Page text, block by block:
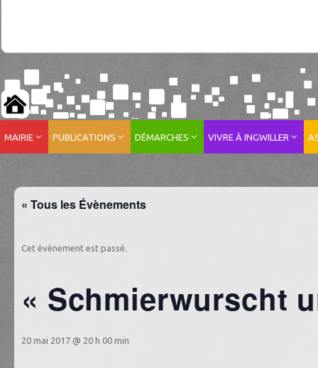
MAIRIE PUBLICATIONS DÉMARCHES VIVRE À INGWILLER
« Tous les Évènements
Cet évènement est passé.
« Schmierwurscht
20 mai 2017 @ 20 h 00 min